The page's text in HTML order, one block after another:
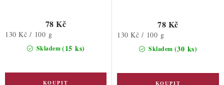
Skladem(15 ks)
78 Kč
Měrná
130 Kč / 100 g
Skladem (30 ks)
78 Kč
Měrná
130 Kč / 100 g